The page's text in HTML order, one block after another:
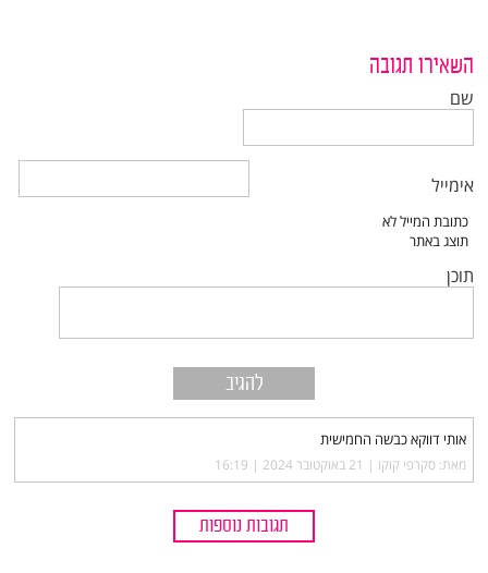
השאירו תגובה
שם
אימייל
תוכן
אותי דווקא כבשה החמישית
מאת: סקרפי קוקו |‏ 21 באוקטובר 2024 | 16:19
תגובות נוספות